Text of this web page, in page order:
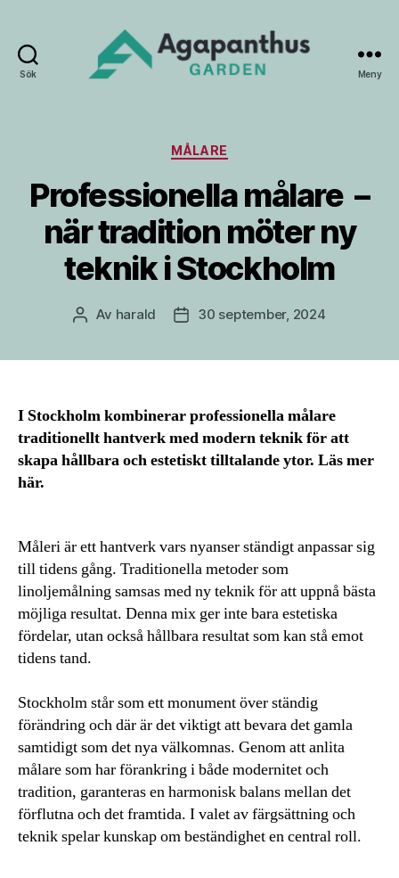
Sök Meny
Kategorier
MÅLARE
Professionella målare –
när tradition möter ny
teknik i Stockholm
Inläggsförfattare
Av harald Inläggsdatum
30 september, 2024
I Stockholm kombinerar professionella målare
traditionellt hantverk med modern teknik för att
skapa hållbara och estetiskt tilltalande ytor. Läs mer
här.
Måleri är ett hantverk vars nyanser ständigt anpassar sig
till tidens gång. Traditionella metoder som
linoljemålning samsas med ny teknik för att uppnå bästa
möjliga resultat. Denna mix ger inte bara estetiska
fördelar, utan också hållbara resultat som kan stå emot
tidens tand.
Stockholm står som ett monument över ständig
förändring och där är det viktigt att bevara det gamla
samtidigt som det nya välkomnas. Genom att anlita
målare som har förankring i både modernitet och
tradition, garanteras en harmonisk balans mellan det
förflutna och det framtida. I valet av färgsättning och
teknik spelar kunskap om beständighet en central roll.